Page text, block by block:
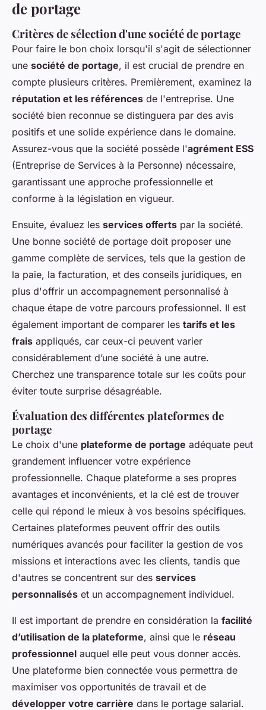
de portage
Critères de sélection d'une société de portage
Pour faire le bon choix lorsqu'il s'agit de sélectionner
une société de portage, il est crucial de prendre en
compte plusieurs critères. Premièrement, examinez la
réputation et les références de l'entreprise. Une
société bien reconnue se distinguera par des avis
positifs et une solide expérience dans le domaine.
Assurez-vous que la société possède l'agrément ESS
(Entreprise de Services à la Personne) nécessaire,
garantissant une approche professionnelle et
conforme à la législation en vigueur.
Ensuite, évaluez les services offerts par la société.
Une bonne société de portage doit proposer une
gamme complète de services, tels que la gestion de
la paie, la facturation, et des conseils juridiques, en
plus d'offrir un accompagnement personnalisé à
chaque étape de votre parcours professionnel. Il est
également important de comparer les tarifs et les
frais appliqués, car ceux-ci peuvent varier
considérablement d’une société à une autre.
Cherchez une transparence totale sur les coûts pour
éviter toute surprise désagréable.
Évaluation des différentes plateformes de
portage
Le choix d'une plateforme de portage adéquate peut
grandement influencer votre expérience
professionnelle. Chaque plateforme a ses propres
avantages et inconvénients, et la clé est de trouver
celle qui répond le mieux à vos besoins spécifiques.
Certaines plateformes peuvent offrir des outils
numériques avancés pour faciliter la gestion de vos
missions et interactions avec les clients, tandis que
d'autres se concentrent sur des services
personnalisés et un accompagnement individuel.
Il est important de prendre en considération la facilité
d’utilisation de la plateforme, ainsi que le réseau
professionnel auquel elle peut vous donner accès.
Une plateforme bien connectée vous permettra de
maximiser vos opportunités de travail et de
développer votre carrière dans le portage salarial.